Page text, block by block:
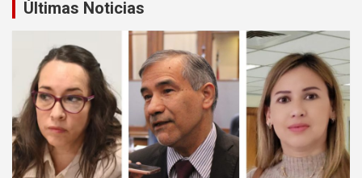
Últimas Noticias